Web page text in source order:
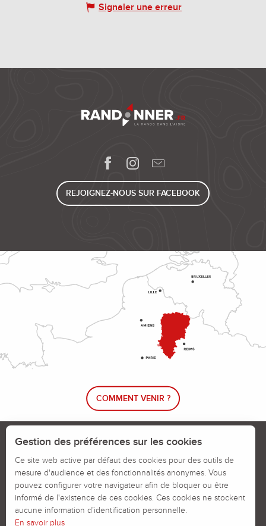
Signaler une erreur
REJOIGNEZ-NOUS SUR FACEBOOK
COMMENT VENIR ?
Le blog rando !
Calendrier des jours chassés
Signaler un problème sur un parcours
Politiques des Cookies Mentions légales
Gestion des préférences sur les cookies
Ce site web active par défaut des cookies pour des outils de
mesure d'audience et des fonctionnalités anonymes. Vous
pouvez configurer votre navigateur afin de bloquer ou être
informé de l'existence de ces cookies. Ces cookies ne stockent
aucune information d’identification personnelle.
En savoir plus